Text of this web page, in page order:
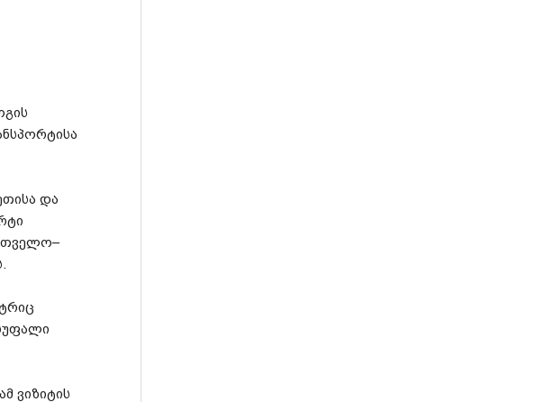
და
–
.
ამ ვიზიტის